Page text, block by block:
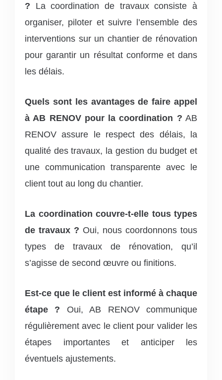
? La coordination de travaux consiste à
organiser, piloter et suivre l’ensemble des
interventions sur un chantier de rénovation
pour garantir un résultat conforme et dans
les délais.
Quels sont les avantages de faire appel
à AB RENOV pour la coordination ? AB
RENOV assure le respect des délais, la
qualité des travaux, la gestion du budget et
une communication transparente avec le
client tout au long du chantier.
La coordination couvre-t-elle tous types
de travaux ? Oui, nous coordonnons tous
types de travaux de rénovation, qu’il
s’agisse de second œuvre ou finitions.
Est-ce que le client est informé à chaque
étape ? Oui, AB RENOV communique
régulièrement avec le client pour valider les
étapes importantes et anticiper les
éventuels ajustements.